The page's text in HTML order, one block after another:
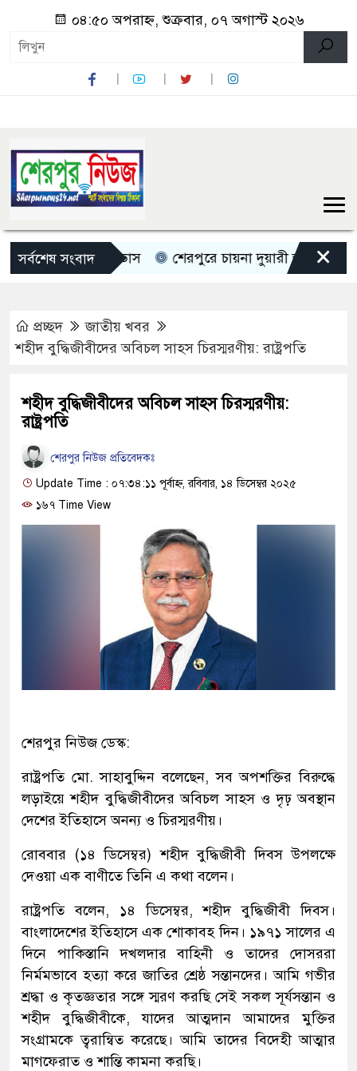
০৪:৫০ অপরাহ্ন, শুক্রবার, ০৭ অগাস্ট ২০২৬
সর্বশেষ সংবাদ
বৃষ্টির পূর্বাভাস শেরপুরে চায়না দুয়ারী জালে ধ্বংস হচ্ছে
×
প্রচ্ছদ
জাতীয় খবর
শহীদ বুদ্ধিজীবীদের অবিচল সাহস চিরস্মরণীয়: রাষ্ট্রপতি
শহীদ বুদ্ধিজীবীদের অবিচল সাহস চিরস্মরণীয়:
রাষ্ট্রপতি
শেরপুর নিউজ প্রতিবেদকঃ
Update Time : ০৭:৩৪:১১ পূর্বাহ্ন, রবিবার, ১৪ ডিসেম্বর ২০২৫
১৬৭ Time View
শেরপুর নিউজ ডেস্ক:
রাষ্ট্রপতি মো. সাহাবুদ্দিন বলেছেন, সব অপশক্তির বিরুদ্ধে
লড়াইয়ে শহীদ বুদ্ধিজীবীদের অবিচল সাহস ও দৃঢ় অবস্থান
দেশের ইতিহাসে অনন্য ও চিরস্মরণীয়।
রোববার (১৪ ডিসেম্বর) শহীদ বুদ্ধিজীবী দিবস উপলক্ষে
দেওয়া এক বাণীতে তিনি এ কথা বলেন।
রাষ্ট্রপতি বলেন, ১৪ ডিসেম্বর, শহীদ বুদ্ধিজীবী দিবস।
বাংলাদেশের ইতিহাসে এক শোকাবহ দিন। ১৯৭১ সালের এ
দিনে পাকিস্তানি দখলদার বাহিনী ও তাদের দোসররা
নির্মমভাবে হত্যা করে জাতির শ্রেষ্ঠ সন্তানদের। আমি গভীর
শ্রদ্ধা ও কৃতজ্ঞতার সঙ্গে স্মরণ করছি সেই সকল সূর্যসন্তান ও
শহীদ বুদ্ধিজীবীকে, যাদের আত্মদান আমাদের মুক্তির
সংগ্রামকে ত্বরান্বিত করেছে। আমি তাদের বিদেহী আত্মার
মাগফেরাত ও শান্তি কামনা করছি।